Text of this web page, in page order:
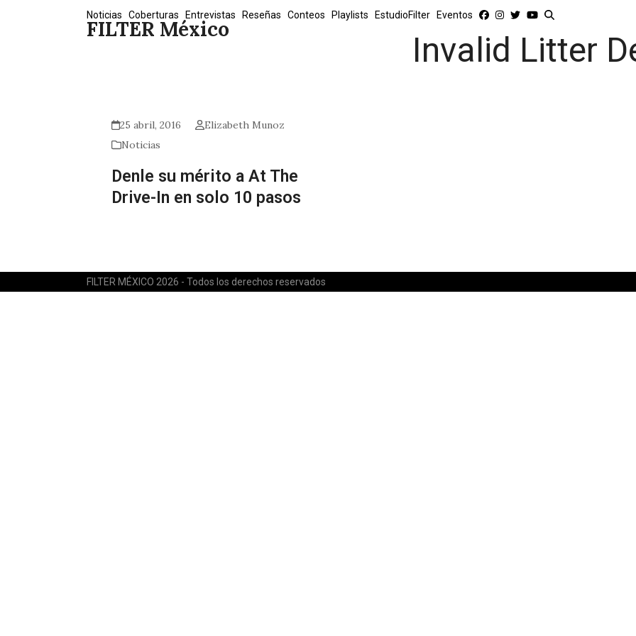
FILTER México
Noticias Coberturas Entrevistas Reseñas Conteos Playlists EstudioFilter Eventos
Invalid Litter
25 abril, 2016
Elizabeth Munoz
Noticias
Denle su mérito a At The
Drive-In en solo 10 pasos
FILTER MÉXICO 2026 - Todos los derechos reservados